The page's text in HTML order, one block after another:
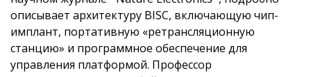
описывает архитектуру BISC, включающую чип-
имплант, портативную «ретрансляционную
станцию» и программное обеспечение для
управления платформой. Профессор